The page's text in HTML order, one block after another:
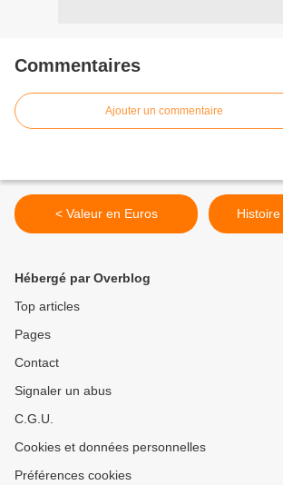
Commentaires
Ajouter un commentaire
< Valeur en Euros
Hébergé par Overblog
Top articles
Pages
Contact
Signaler un abus
C.G.U.
Cookies et données personnelles
Préférences cookies